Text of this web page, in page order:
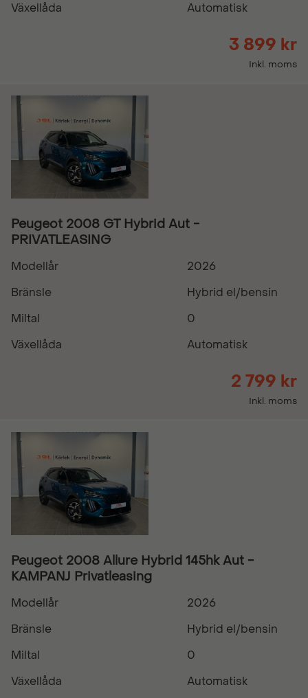
Växellåda
Automatisk
3 899 kr
Inkl. moms
Peugeot 2008 GT Hybrid Aut -
PRIVATLEASING
Modellår
2026
Bränsle
Hybrid el/bensin
Miltal
0
Växellåda
Automatisk
2 799 kr
Inkl. moms
Peugeot 2008 Allure Hybrid 145hk Aut -
KAMPANJ Privatleasing
Modellår
2026
Bränsle
Hybrid el/bensin
Miltal
0
Växellåda
Automatisk